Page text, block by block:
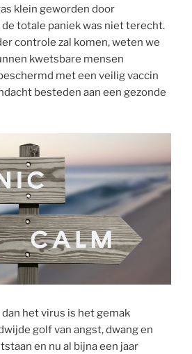
klein geworden door
de totale paniek was niet terecht.
controle zal komen, weten we
kwetsbare mensen
met een veilig vaccin
besteden aan een gezonde
het virus is het gemak
golf van angst, dwang en
en nu al bijna een jaar